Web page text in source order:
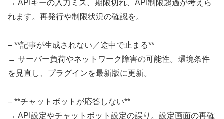
→ APIキーの入力ミス、期限切れ、API制限超過が考えら
れます。再発行や制限状況の確認を。
– **記事が生成されない／途中で止まる**
→ サーバー負荷やネットワーク障害の可能性。環境条件
を見直し、プラグインを最新版に更新。
– **チャットボットが応答しない**
→ API設定やチャットボット設定の誤り。設定画面の再確